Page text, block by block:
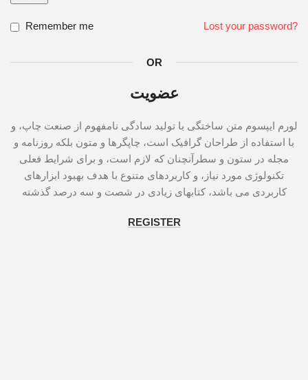
Lost your password?
Remember me
OR
عضویت
لورم ایپسوم متن ساختگی با تولید سادگی نامفهوم از صنعت چاپ، و
با استفاده از طراحان گرافیک است، چاپگرها و متون بلکه روزنامه و
مجله در ستون و سطرآنچنان که لازم است، و برای شرایط فعلی
تکنولوژی مورد نیاز، و کاربردهای متنوع با هدف بهبود ابزارهای
کاربردی می باشد، کتابهای زیادی در شصت و سه درصد گذشته
REGISTER